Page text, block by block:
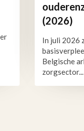
(2026)
In juli 2026
Belgische
zorgsector...